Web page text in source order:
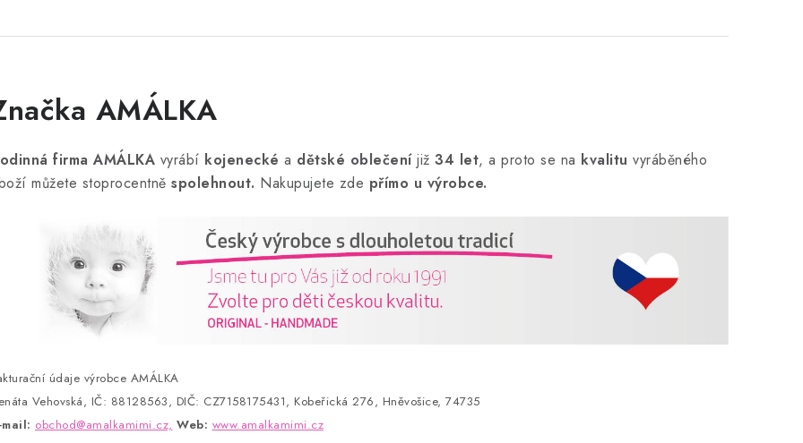
AMÁLKA
firma AMÁLKA vyrábí kojenecké a dětské oblečeníjiž 34 let, a proto se na kvalitu vyráběného
můžete stoprocentně spolehnout. Nakupujete zde přímo u výrobce.
údaje výrobce AMÁLKA
Vehovská, IČ: 88128563, DIČ: CZ7158175431, Kobeřická 276, Hněvošice, 74735
mail: obchod@amalkamimi.cz, Web: www.amalkamimi.cz